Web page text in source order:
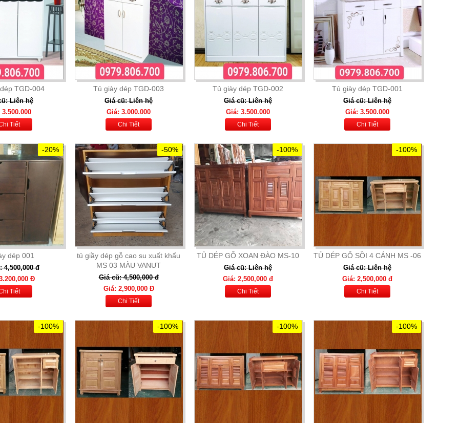
TGD-004
Liên hệ
Tiết
Tủ giày dép TGD-003
Giá cũ: Liên hệ
Giá: 3.000.000
Chi Tiết
Tủ giày dép TGD-002
Giá cũ: Liên hệ
Giá: 3.500.000
Chi Tiết
Tủ giày dép TGD-001
Giá cũ: Liên hệ
Giá: 3.500.000
Chi Tiết
-20%
dép 001
4,500,000 đ
Đ
Tiết
-50%
tủ giầy dép gỗ cao su xuất khẩu
MS 03 MÀU VANUT
Giá cũ: 4,500,000 đ
Giá: 2,900,000 Đ
Chi Tiết
-100%
TỦ DÉP GỖ XOAN ĐÀO MS-10
Giá cũ: Liên hệ
Giá: 2,500,000 đ
Chi Tiết
-100%
TỦ DÉP GỖ SỒI 4 CÁNH MS -06
Giá cũ: Liên hệ
Giá: 2,500,000 đ
Chi Tiết
-100% -100% -100% -100%